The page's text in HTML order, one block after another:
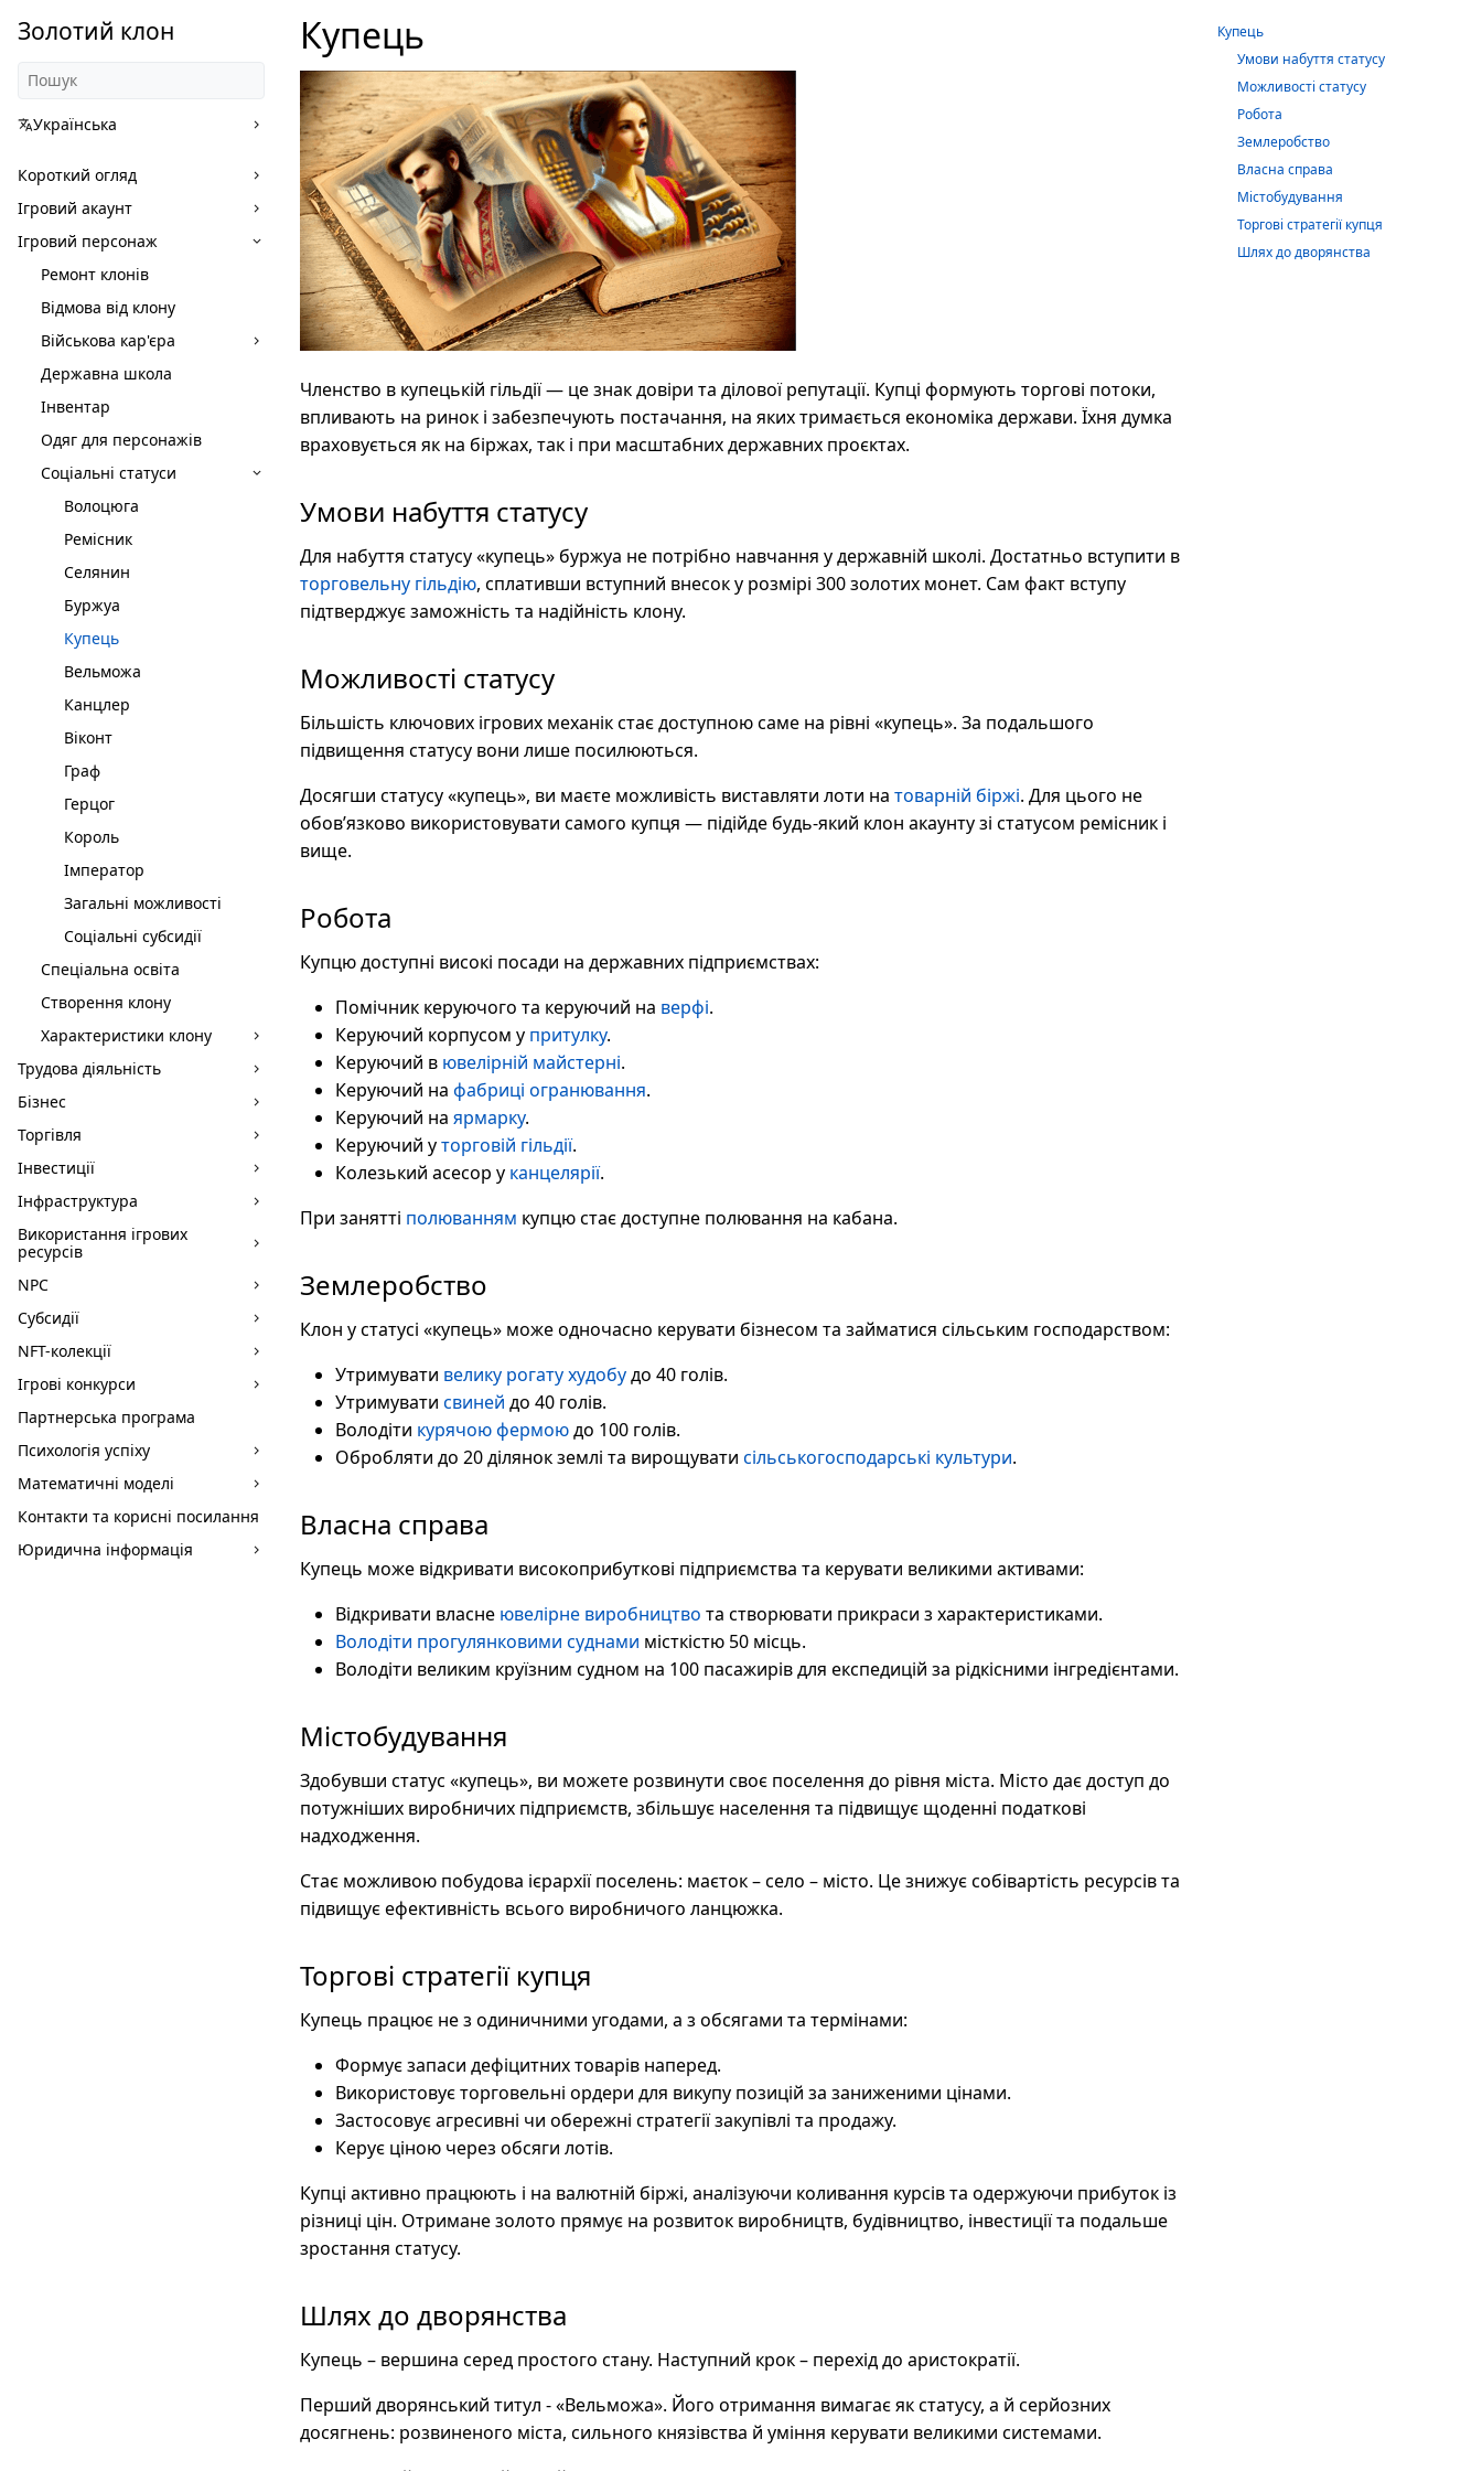
Золотий клон
Українська
Короткий огляд
Ігровий акаунт
Ігровий персонаж
Ремонт клонів
Відмова від клону
Військова кар'єра
Державна школа
Інвентар
Одяг для персонажів
Соціальні статуси
Волоцюга
Ремісник
Селянин
Буржуа
Купець
Вельможа
Канцлер
Віконт
Граф
Герцог
Король
Імператор
Загальні можливості
Соціальні субсидії
Спеціальна освіта
Створення клону
Характеристики клону
Трудова діяльність
Бізнес
Торгівля
Інвестиції
Інфраструктура
Використання ігрових
ресурсів
NPC
Субсидії
NFT-колекції
Ігрові конкурси
Партнерська програма
Психологія успіху
Математичні моделі
Контакти та корисні посилання
Юридична інформація
Купець
Членство в купецькій гільдії — це знак довіри та ділової репутації. Купці формують торгові потоки,
впливають на ринок і забезпечують постачання, на яких тримається економіка держави. Їхня думка
враховується як на біржах, так і при масштабних державних проєктах.
Умови набуття статусу
Для набуття статусу «купець» буржуа не потрібно навчання у державній школі. Достатньо вступити в
торговельну гільдію, сплативши вступний внесок у розмірі 300 золотих монет. Сам факт вступу
підтверджує заможність та надійність клону.
Можливості статусу
Більшість ключових ігрових механік стає доступною саме на рівні «купець». За подальшого
підвищення статусу вони лише посилюються.
Досягши статусу «купець», ви маєте можливість виставляти лоти на товарній біржі. Для цього не
обов’язково використовувати самого купця — підійде будь-який клон акаунту зі статусом ремісник і
вище.
Робота
Купцю доступні високі посади на державних підприємствах:
Помічник керуючого та керуючий на верфі.
Керуючий корпусом у притулку.
Керуючий в ювелірній майстерні.
Керуючий на фабриці огранювання.
Керуючий на ярмарку.
Керуючий уторговій гільдії.
Колезький асесор у канцелярії.
При занятті полюванням купцю стає доступне полювання на кабана.
Землеробство
Клон у статусі «купець» може одночасно керувати бізнесом та займатися сільським господарством:
Утримувати велику рогату худобудо 40 голів.
Утримувати свиней до 40 голів.
Володіти курячою фермоюдо 100 голів.
Обробляти до 20 ділянок землі та вирощувати сільськогосподарські культури.
Власна справа
Купець може відкривати високоприбуткові підприємства та керувати великими активами:
Відкривати власне ювелірне виробництво та створювати прикраси з характеристиками.
Володіти прогулянковими суднами місткістю 50 місць.
Володіти великим круїзним судном на 100 пасажирів для експедицій за рідкісними інгредієнтами.
Містобудування
Здобувши статус «купець», ви можете розвинути своє поселення до рівня міста. Місто дає доступ до
потужніших виробничих підприємств, збільшує населення та підвищує щоденні податкові
надходження.
Стає можливою побудова ієрархії поселень: маєток – село – місто. Це знижує собівартість ресурсів та
підвищує ефективність всього виробничого ланцюжка.
Торгові стратегії купця
Купець працює не з одиничними угодами, а з обсягами та термінами:
Формує запаси дефіцитних товарів наперед.
Використовує торговельні ордери для викупу позицій за заниженими цінами.
Застосовує агресивні чи обережні стратегії закупівлі та продажу.
Керує ціною через обсяги лотів.
Купці активно працюють і на валютній біржі, аналізуючи коливання курсів та одержуючи прибуток із
різниці цін. Отримане золото прямує на розвиток виробництв, будівництво, інвестиції та подальше
зростання статусу.
Шлях до дворянства
Купець – вершина серед простого стану. Наступний крок – перехід до аристократії.
Перший дворянський титул - «Вельможа». Його отримання вимагає як статусу, а й серйозних
досягнень: розвиненого міста, сильного князівства й уміння керувати великими системами.
Купець
Умови набуття статусу
Можливості статусу
Робота
Землеробство
Власна справа
Містобудування
Торгові стратегії купця
Шлях до дворянства